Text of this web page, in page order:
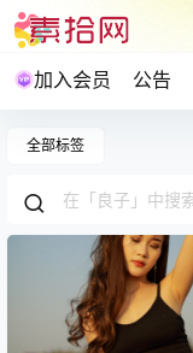
加入会员 公告
全部标签